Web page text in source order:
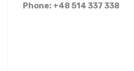
Phone: +48 514 337 338